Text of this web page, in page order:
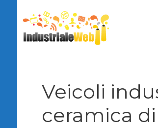
contenuto
Veicoli
ceramica